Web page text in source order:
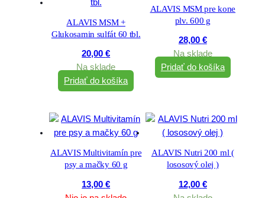
ALAVIS MSM +
Glukosamin sulfát 60 tbl.
20,00€
Na sklade
Pridať do košíka
ALAVIS MSM pre kone
plv. 600 g
28,00 €
Na sklade
Pridať do košíka
ALAVIS Multivitamín pre
psy a mačky 60 g
13,00€
ALAVIS Nutri 200 ml (
lososový olej )
12,00 €